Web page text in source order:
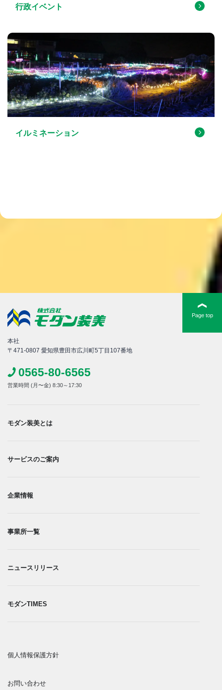
行政イベント
イルミネーション
Page top
本社
〒471-0807 愛知県豊田市広川町5丁目107番地
0565-80-6565
営業時間 (月〜金) 8:30～17:30
モダン装美とは
サービスのご案内
企業情報
事業所一覧​
ニュースリリース
モダンTIMES
個人情報保護方針​
お問い合わせ​